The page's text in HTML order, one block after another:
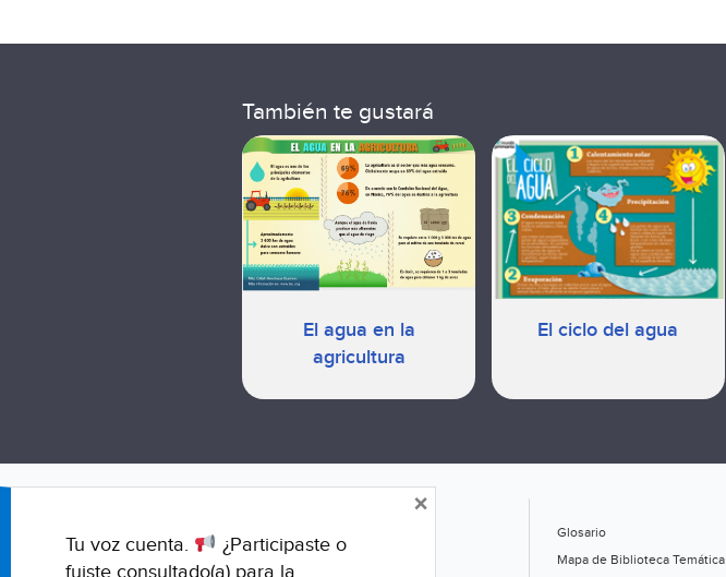
También te gustará
El agua en la
agricultura
El ciclo del agua
Glosario
Mapa de Biblioteca Temática
Tu voz cuenta.
¿Participaste o
fuiste consultado(a) para la
×